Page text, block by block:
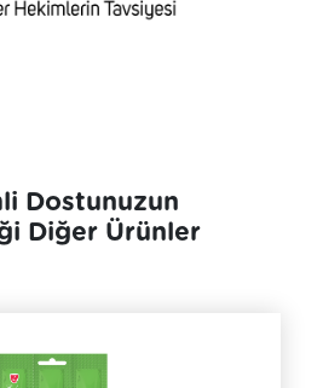
Dostunuzun
Diğer Ürünler